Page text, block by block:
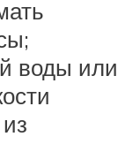
воды или